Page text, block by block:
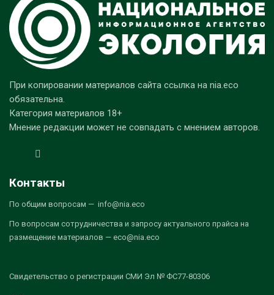
При копировании материалов сайта ссылка на nia.eco
обязательна.
Категория материалов 18+
Мнение редакции может не совпадать с мнением авторов.
Контакты
По общим вопросам — info@nia.eco
По вопросам сотрудничества и запросу актуального прайса на
размещение материалов — eco@nia.eco
Свидетельство о регистрации СМИ Эл № ФС77-80306